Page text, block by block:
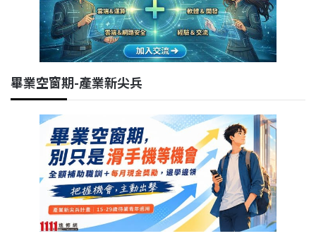
畢業空窗期-產業新尖兵